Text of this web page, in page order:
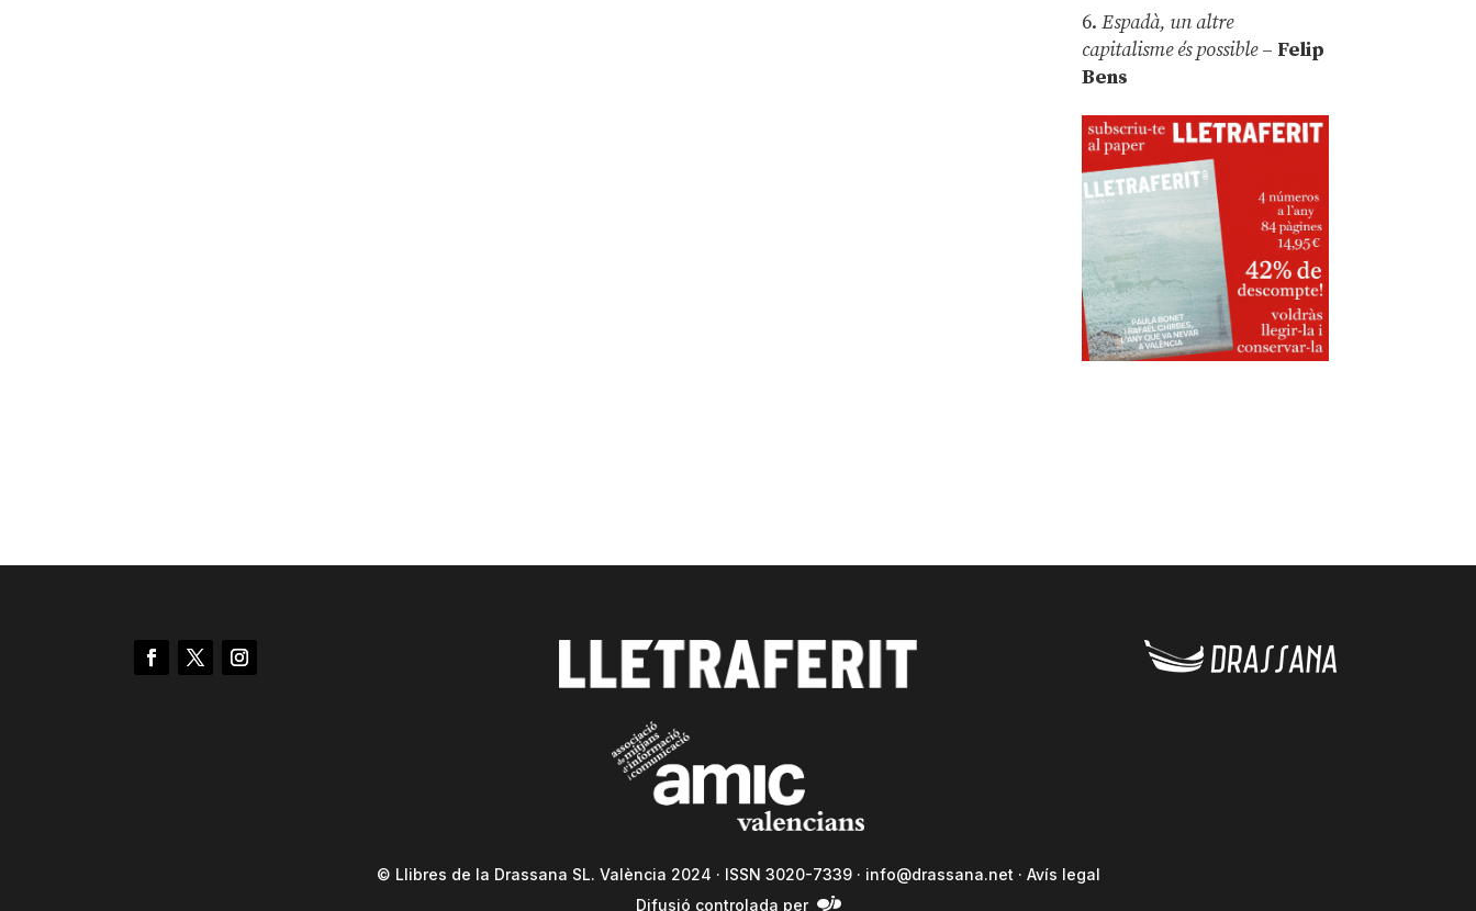
6.Espadà, un altre
capitalisme és possible – Felip
Bens
© Llibres de la Drassana SL. València 2024 · ISSN 3020-7339 · info@drassana.net · Avís legal
Difusió controlada per